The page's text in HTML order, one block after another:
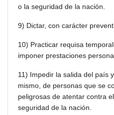
o la seguridad de la nación.
9) Dictar, con carácter
10) Practicar requisa
imponer prestaciones
11) Impedir la salida del país
mismo, de personas que se
peligrosas de atentar contra
seguridad de la nación.